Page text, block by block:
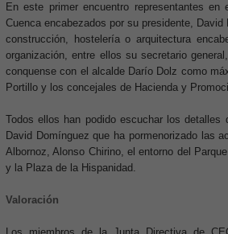
En este primer encuentro representantes
Cuenca encabezados por su presidente,
construcción, hostelería o arquitectura
organización, entre ellos su secretario
conquense con el alcalde Darío Dolz como
Portillo y los concejales de Hacienda y
Todos ellos han podido escuchar los
David Domínguez que ha pormenorizado las
Albornoz, Alonso Chirino, el entorno del
y la Plaza de la Hispanidad.
Valoración